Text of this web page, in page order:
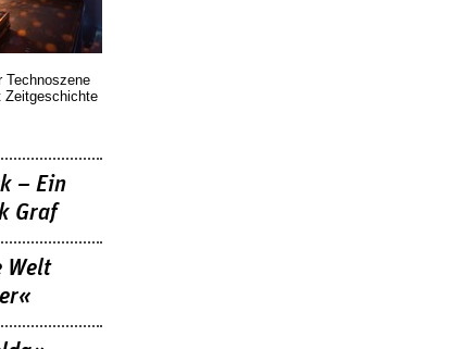
Technoszene
Zeitgeschichte
– Ein
Graf
Welt